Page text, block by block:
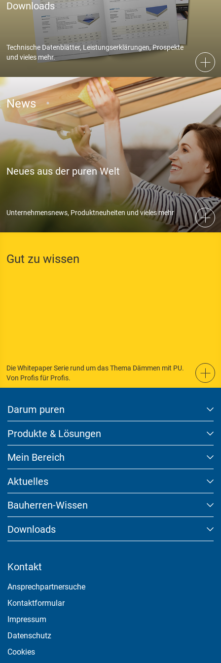
Downloads
Technische Datenblätter, Leistungserklärungen, Prospekte
und vieles mehr.
News
Neues aus der puren Welt
Unternehmensnews, Produktneuheiten und vieles mehr
Gut zu wissen
Die Whitepaper Serie rund um das Thema Dämmen mit PU.
Von Profis für Profis.
Darum puren
Kontakt
Ansprechpartnersuche
Kontaktformular
Impressum
Datenschutz
Cookies
Produkte & Lösungen
Mein Bereich
Aktuelles
Bauherren-Wissen
Downloads
Akzeptieren
Speichern
Ablehnen
Impressum Datenschutz